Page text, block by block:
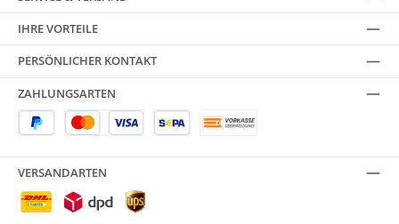
IHRE VORTEILE
PERSÖNLICHER KONTAKT
ZAHLUNGSARTEN
VERSANDARTEN